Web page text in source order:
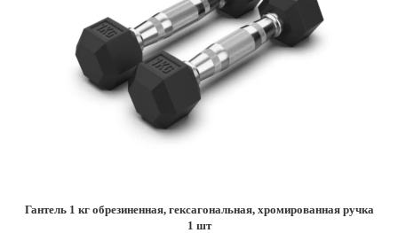
Гантель 1 кг обрезиненная, гексагональная, хромированная ручка
1 шт